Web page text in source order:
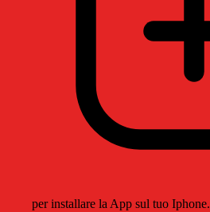
per installare la App sul tuo Iphone.